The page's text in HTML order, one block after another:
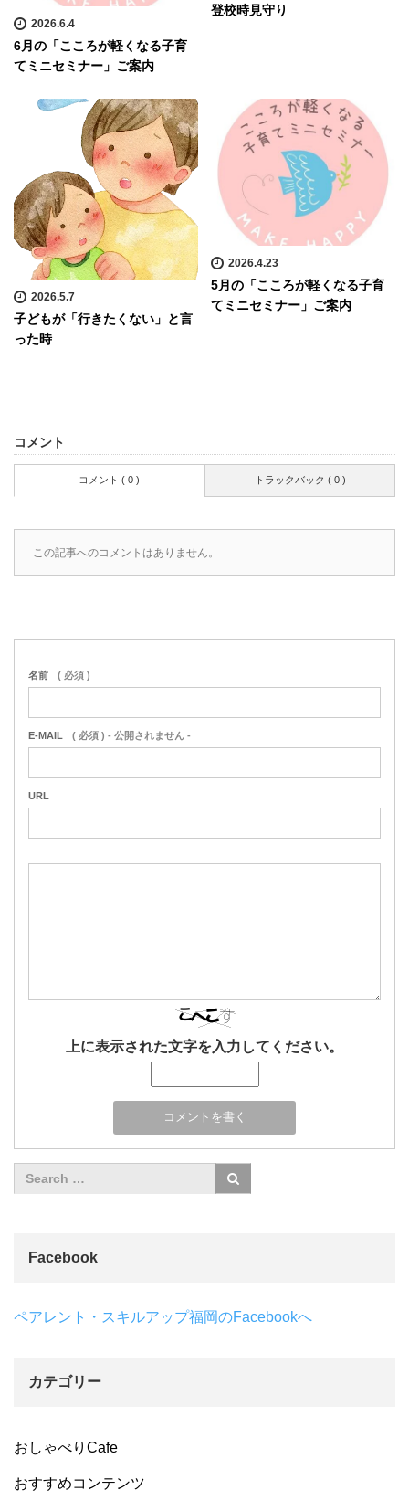
2026.6.4
6月の「こころが軽くなる子育
てミニセミナー」ご案内
登校時見守り
2026.5.7
子どもが「行きたくない」と言
った時
2026.4.23
5月の「こころが軽くなる子育
てミニセミナー」ご案内
コメント
コメント ( 0 ) トラックバック ( 0 )
この記事へのコメントはありません。
名前 ( 必須 )
E-MAIL ( 必須 ) - 公開されません -
URL
上に表示された文字を入力してください。
Facebook
ペアレント・スキルアップ福岡のFacebookへ
カテゴリー
おしゃべりCafe
おすすめコンテンツ